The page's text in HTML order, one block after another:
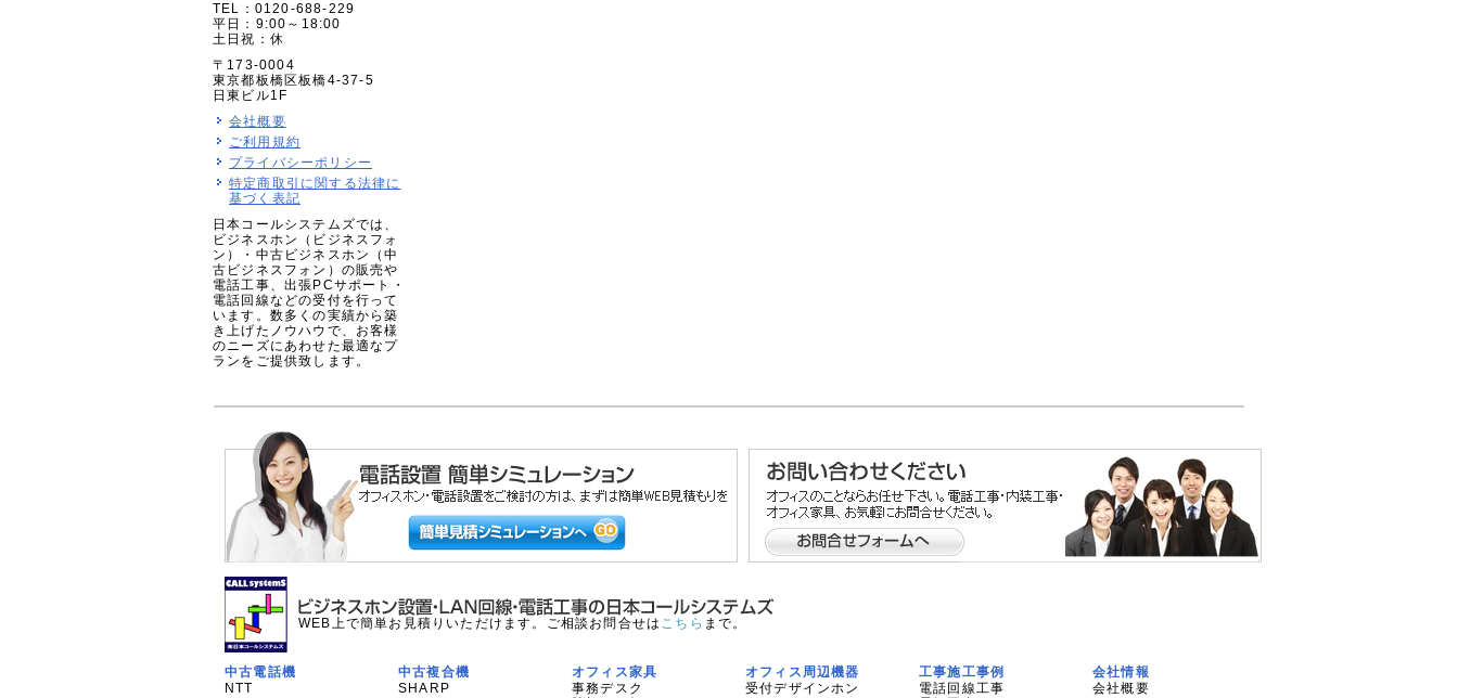
TEL：0120-688-229
平日：9:00～18:00
土日祝：休
〒173-0004
東京都板橋区板橋4-37-5
日東ビル1F
会社概要
ご利用規約
プライバシーポリシー
特定商取引に関する法律に
基づく表記
日本コールシステムズでは、
ビジネスホン（ビジネスフォ
ン）・中古ビジネスホン（中
古ビジネスフォン）の販売や
電話工事、出張PCサポート・
電話回線などの受付を行って
います。数多くの実績から築
き上げたノウハウで、お客様
のニーズにあわせた最適なプ
ランをご提供致します。
WEB上で簡単お見積りいただけます。ご相談お問合せは こちら まで。
中古電話機
NTT
中古複合機
SHARP
オフィス家具
事務デスク
オフィス周辺機器
受付デザインホン
工事施工事例
電話回線工事
会社情報
会社概要